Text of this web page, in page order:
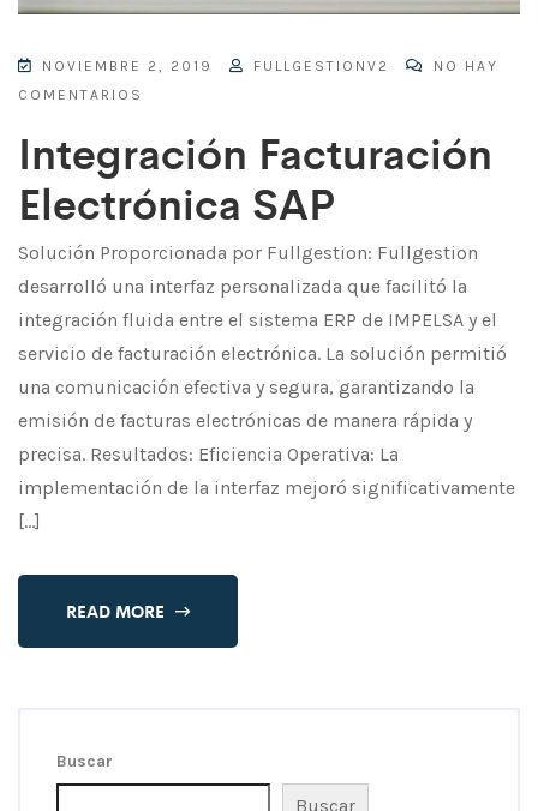
NOVIEMBRE 2, 2019 FULLGESTIONV2
NO HAY
COMENTARIOS
Integración Facturación
Electrónica SAP
Solución Proporcionada por Fullgestion: Fullgestion
desarrolló una interfaz personalizada que facilitó la
integración fluida entre el sistema ERP de IMPELSA y el
servicio de facturación electrónica. La solución permitió
una comunicación efectiva y segura, garantizando la
emisión de facturas electrónicas de manera rápida y
precisa. Resultados: Eficiencia Operativa: La
implementación de la interfaz mejoró significativamente
[…]
READ MORE
Buscar
Buscar